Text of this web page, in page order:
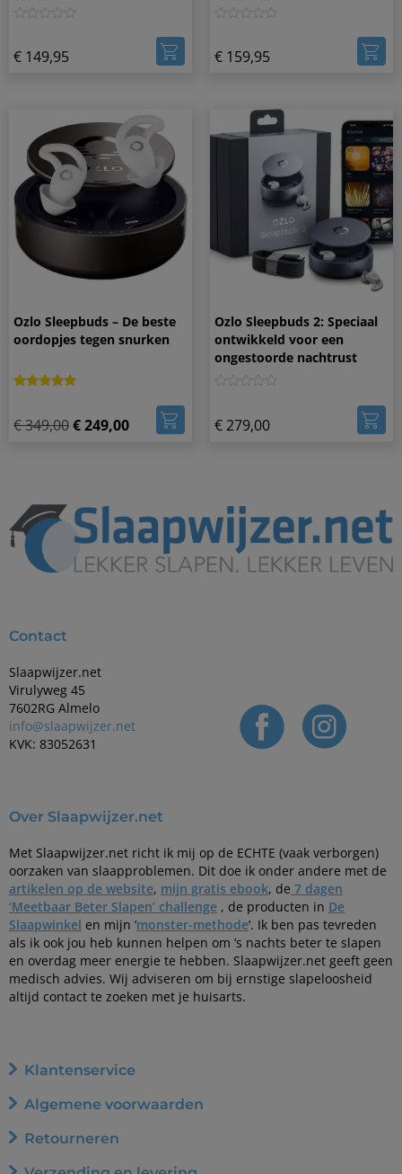
€ 149,95 € 159,95
Ozlo Sleepbuds – De beste
oordopjes tegen snurken
op 5
gebaseerd
€349,00€249,00
Ozlo Sleepbuds 2: Speciaal
ontwikkeld voor een
ongestoorde nachtrust
€279,00
Contact
Slaapwijzer.net
Virulyweg 45
7602RG Almelo
info@slaapwijzer.net
KVK: 83052631
Over Slaapwijzer.net
Met Slaapwijzer.net richt ik mij op de ECHTE (vaak verborgen)
oorzaken van slaapproblemen. Dit doe ik onder andere met de
artikelen op de website, mijn gratis ebook, de 7 dagen
‘Meetbaar Beter Slapen’ challenge , de producten in De
Slaapwinkel en mijn ‘monster-methode‘. Ik ben pas tevreden
als ik ook jou heb kunnen helpen om ’s nachts beter te slapen
en overdag meer energie te hebben. Slaapwijzer.net geeft geen
medisch advies. Wij adviseren om bij ernstige slapeloosheid
altijd contact te zoeken met je huisarts.
Klantenservice
Algemene voorwaarden
Retourneren